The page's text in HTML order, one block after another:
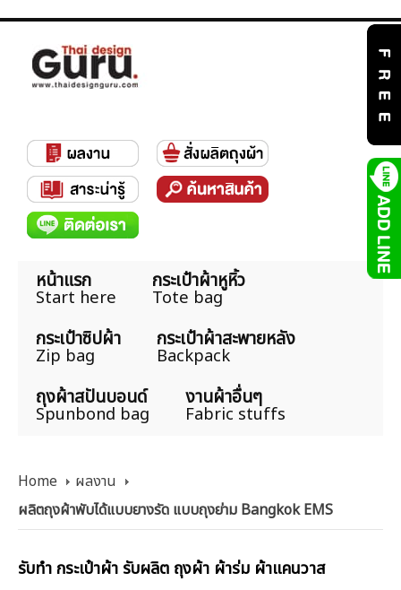
หน้าแรก
Start here
กระเป๋าผ้าหูหิ้ว
Tote bag
กระเป๋าซิปผ้า
Zip bag
กระเป๋าผ้าสะพายหลัง
Backpack
ถุงผ้าสปันบอนด์
Spunbond bag
งานผ้าอื่นๆ
Fabric stuffs
Home
ผลงาน
ผลิตถุงผ้าพับได้แบบยางรัด แบบถุงย่าม Bangkok EMS
รับทำ กระเป๋าผ้า รับผลิต ถุงผ้า ผ้าร่ม ผ้าแคนวาส